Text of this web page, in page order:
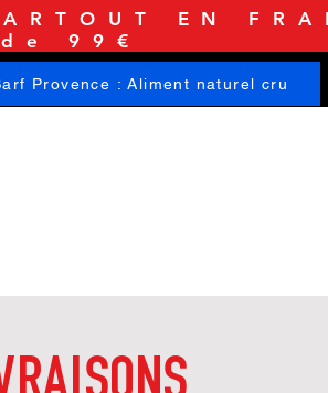
EN
de 99€
Provence : Aliment naturel cru